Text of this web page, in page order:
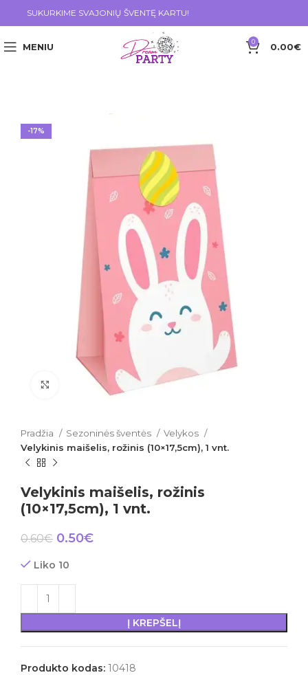
SUKURKIME SVAJONIŲ ŠVENTĘ KARTU!
MENIU 0 0.00€
-17%
Click to enlarge
Pradžia Sezoninės šventės
Velykos
Velykinis maišelis, rožinis (10×17,5cm), 1 vnt.
Velykinis maišelis, rožinis
(10×17,5cm), 1 vnt.
0.60€ 0.50€
Liko 10
Į KREPŠELĮ
Produkto kodas: 10418